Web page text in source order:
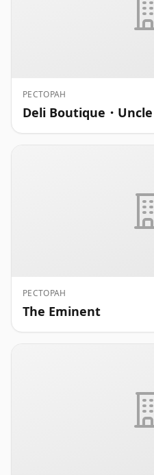
РЕСТОРАН
Deli Boutique・
РЕСТОРАН
The Eminent